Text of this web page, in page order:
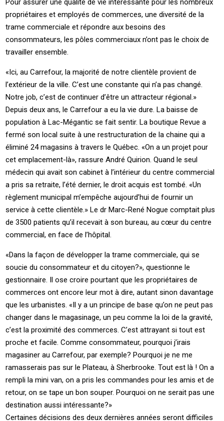
Pour assurer une qualité de vie intéressante pour les nombreux
propriétaires et employés de commerces, une diversité de la
trame commerciale et répondre aux besoins des
consommateurs, les pôles commerciaux n’ont pas le choix de
travailler ensemble.
«Ici, au Carrefour, la majorité de notre clientèle provient de
l’extérieur de la ville. C’est une constante qui n’a pas changé.
Notre job, c’est de continuer d’être un attracteur régional.»
Depuis deux ans, le Carrefour a eu la vie dure. La baisse de
population à Lac-Mégantic se fait sentir. La boutique Revue a
fermé son local suite à une restructuration de la chaine qui a
éliminé 24 magasins à travers le Québec. «On a un projet pour
cet emplacement-là», rassure André Quirion. Quand le seul
médecin qui avait son cabinet à l’intérieur du centre commercial
a pris sa retraite, l’été dernier, le droit acquis est tombé. «Un
règlement municipal m’empêche aujourd’hui de fournir un
service à cette clientèle.» Le dr Marc-René Nogue comptait plus
de 3500 patients qu’il recevait à son bureau, au cœur du centre
commercial, en face de l’hôpital.
«Dans la façon de développer la trame commerciale, qui se
soucie du consommateur et du citoyen?», questionne le
gestionnaire. Il ose croire pourtant que les propriétaires de
commerces ont encore leur mot à dire, autant sinon davantage
que les urbanistes. «Il y a un principe de base qu’on ne peut pas
changer dans le magasinage, un peu comme la loi de la gravité,
c’est la proximité des commerces. C’est attrayant si tout est
proche et facile. Comme consommateur, pourquoi j’irais
magasiner au Carrefour, par exemple? Pourquoi je ne me
ramasserais pas sur le Plateau, à Sherbrooke. Tout est là ! On a
rempli la mini van, on a pris les commandes pour les amis et de
retour, on se tape un bon souper. Pourquoi on ne serait pas une
destination aussi intéressante?»
Certaines décisions des deux dernières années seront difficiles